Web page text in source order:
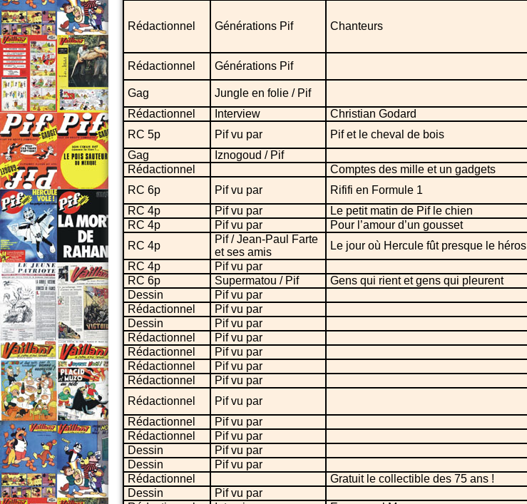
Rédactionnel Générations Pif Chanteurs
Rédactionnel
Générations Pif
Gag
Jungle en folie / Pif
Rédactionnel
Interview Christian Godard
RC 5p
Pif vu par Pif et le cheval de bois
Gag
Iznogoud / Pif
Rédactionnel
Comptes des mille et un gadgets
RC 6p
Pif vu par Rififi en Formule 1
RC 4p
Pif vu par Le petit matin de Pif le chien
RC 4p
Pif vu par Pour l’amour d’un gousset
RC 4p
Pif / Jean-Paul Farte
et ses amis
Le jour où Hercule fût presque le héros
RC 4p
Pif vu par
RC 6p
Supermatou / Pif Gens qui rient et gens qui pleurent
Dessin
Pif vu par
Rédactionnel
Pif vu par
Dessin
Pif vu par
Rédactionnel
Pif vu par
Rédactionnel
Pif vu par
Rédactionnel
Pif vu par
Rédactionnel
Pif vu par
Rédactionnel
Pif vu par
Rédactionnel
Pif vu par
Rédactionnel
Pif vu par
Dessin
Pif vu par
Dessin
Pif vu par
Rédactionnel
Gratuit le collectible des 75 ans !
Dessin
Pif vu par